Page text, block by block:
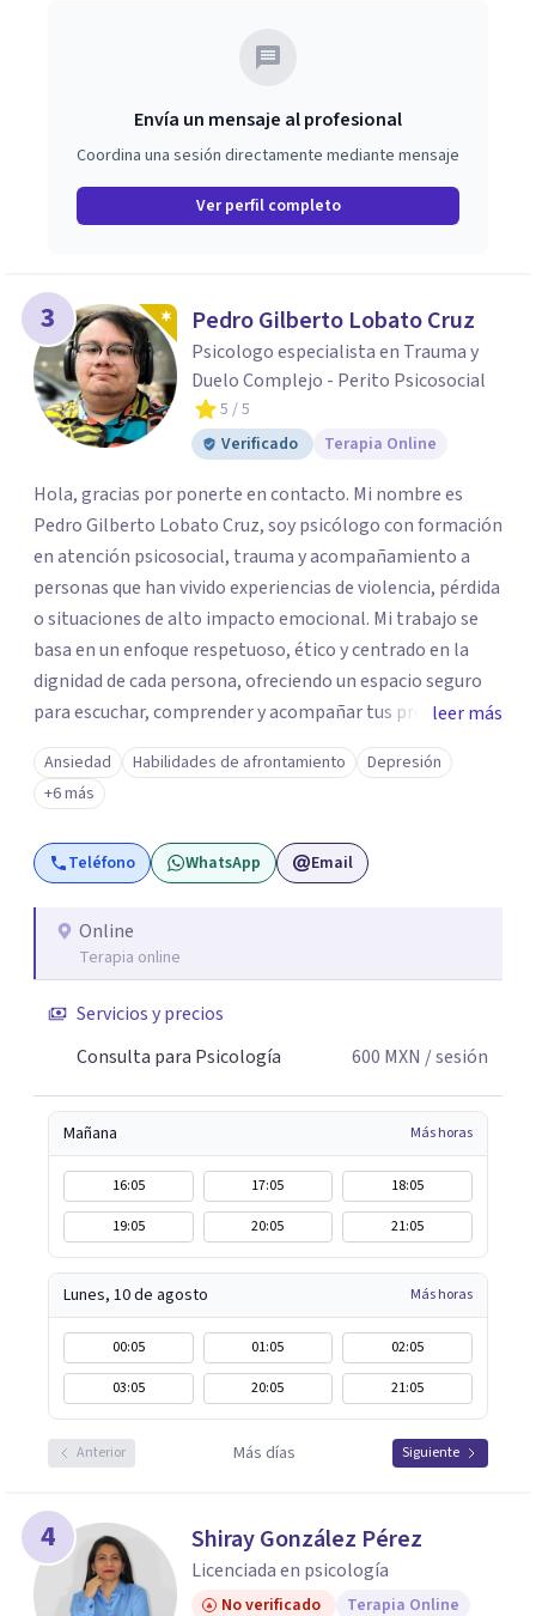
Envía un mensaje al profesional
Coordina una sesión directamente mediante mensaje
Ver perfil completo
3 Pedro Gilberto Lobato Cruz
Psicologo especialista en Trauma y
Duelo Complejo - Perito Psicosocial
5 / 5
Verificado
Terapia Online
Hola, gracias por ponerte en contacto. Mi nombre es
Pedro Gilberto Lobato Cruz, soy psicólogo con formación
en atención psicosocial, trauma y acompañamiento a
personas que han vivido experiencias de violencia, pérdida
o situaciones de alto impacto emocional. Mi trabajo se
basa en un enfoque respetuoso, ético y centrado en la
dignidad de cada persona, ofreciendo un espacio seguro
para escuchar, comprender y acompañar tus procesos
emocionales a tu propio ritmo. Creo firmemente en la
importancia de construir juntos herramientas que
fortalezcan el bienestar, la autonomía y el sentido de
vida. Será un gusto acompañarte en este proceso. Quedo
atento para resolver cualquier duda y acordar una cita. Un
leer más
Ansiedad Habilidades de afrontamiento
Depresión
+6 más
Teléfono WhatsApp Email
Online
Terapia online
Servicios y precios
Consulta para Psicología
600 MXN / sesión
Mañana Más horas
16:05 17:05
18:05
19:05
20:05 21:05
Lunes, 10 de agosto Más horas
00:05 01:05
02:05
03:05
20:05 21:05
Anterior Más días Siguiente
4 Shiray González Pérez
Licenciada en psicología
No verificado Terapia Online